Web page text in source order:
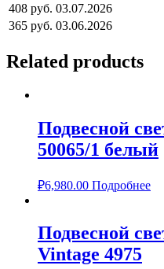
408 руб. 03.07.2026
365 руб. 03.06.2026
Related products
Подвесной
50065/1 белый
₽6,980.00 Подробнее
Подвесной
Vintage 4975